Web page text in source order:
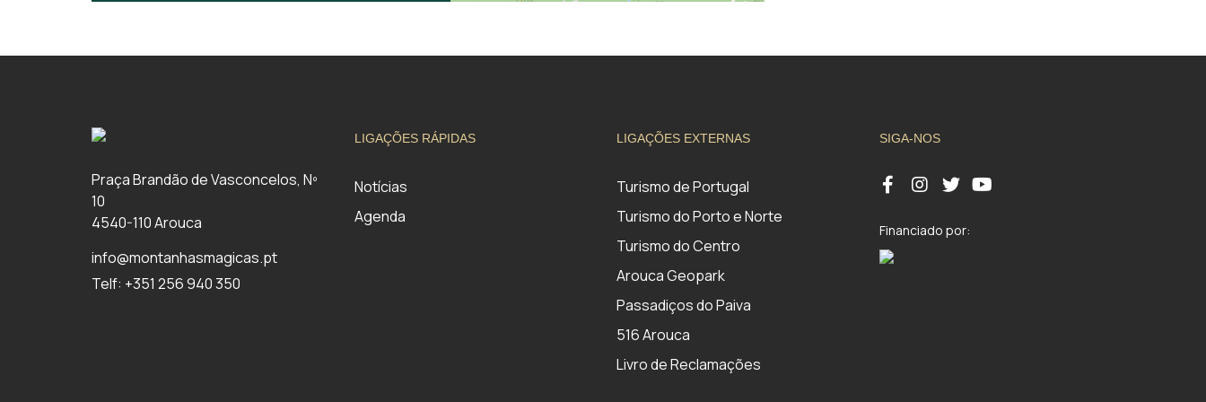
Praça Brandão de Vasconcelos, Nº
10
4540-110 Arouca
info@montanhasmagicas.pt
Telf: +351 256 940 350
LIGAÇÕES RÁPIDAS
Notícias
Agenda
LIGAÇÕES EXTERNAS
Turismo de Portugal
Turismo do Porto e Norte
Turismo do Centro
Arouca Geopark
Passadiços do Paiva
516 Arouca
Livro de Reclamações
SIGA-NOS
Financiado por: